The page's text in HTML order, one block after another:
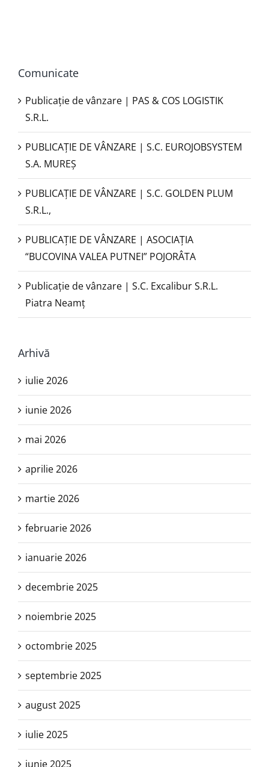
Comunicate
Publicație de vânzare | PAS & COS LOGISTIK
S.R.L.
PUBLICAŢIE DE VÂNZARE | S.C. EUROJOBSYSTEM
S.A. MUREȘ
PUBLICAȚIE DE VÂNZARE | S.C. GOLDEN PLUM
S.R.L.,
PUBLICAŢIE DE VÂNZARE | ASOCIAȚIA
“BUCOVINA VALEA PUTNEI” POJORÂTA
Publicație de vânzare | S.C. Excalibur S.R.L.
Piatra Neamţ
Arhivă
iulie 2026
iunie 2026
mai 2026
aprilie 2026
martie 2026
februarie 2026
ianuarie 2026
decembrie 2025
noiembrie 2025
octombrie 2025
septembrie 2025
august 2025
iulie 2025
iunie 2025